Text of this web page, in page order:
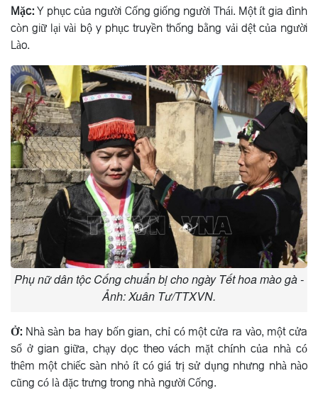
Mặc:Y phục của người Cống giống người Thái. Một ít gia đình
còn giữ lại vài bộ y phục truyền thống bằng vải dệt của người
Lào.
Phụ nữ dân tộc Cống chuẩn bị cho ngày Tết hoa mào gà -
Ảnh: Xuân Tư/TTXVN.
Ở: Nhà sàn ba hay bốn gian, chỉ có một cửa ra vào, một cửa
sổ ở gian giữa, chạy dọc theo vách mặt chính của nhà có
thêm một chiếc sàn nhỏ ít có giá trị sử dụng nhưng nhà nào
cũng có là đặc trưng trong nhà người Cống.